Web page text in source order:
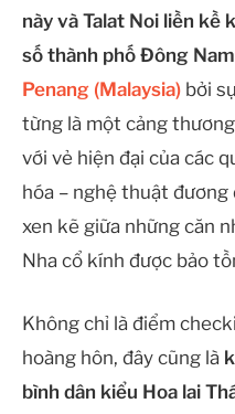
này và Talat Noi liền
số thành phố Đông
Penang (Malaysia) bởi
từng là một cảng
với vẻ hiện đại của các
hóa – nghệ thuật
xen kẽ giữa những căn
Nha cổ kính được bảo
Không chỉ là điểm
hoàng hôn, đây cũng là
bình dân kiểu Hoa lai